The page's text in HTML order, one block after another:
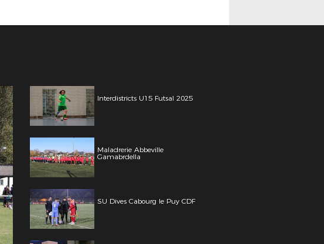
Interdistricts U15 Futsal 2025
Maladrerie Abbeville
Gamabrdella
SU Dives Cabourg le Puy CDF